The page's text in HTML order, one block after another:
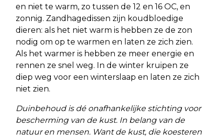
en niet te warm, zo tussen de 12 en 16 OC, en
zonnig. Zandhagedissen zijn koudbloedige
dieren: als het niet warm is hebben ze de zon
nodig om op te warmen en laten ze zich zien.
Als het warmer is hebben ze meer energie en
rennen ze snel weg. In de winter kruipen ze
diep weg voor een winterslaap en laten ze zich
niet zien.
Duinbehoud is dé onafhankelijke stichting voor
bescherming van de kust. In belang van de
natuur en mensen. Want de kust, die koesteren